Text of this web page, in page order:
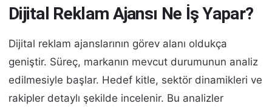
Dijital Reklam Ajansı Ne İş Yapar?
Dijital reklam ajanslarının görev alanı oldukça
geniştir. Süreç, markanın mevcut durumunun analiz
edilmesiyle başlar. Hedef kitle, sektör dinamikleri ve
rakipler detaylı şekilde incelenir. Bu analizler